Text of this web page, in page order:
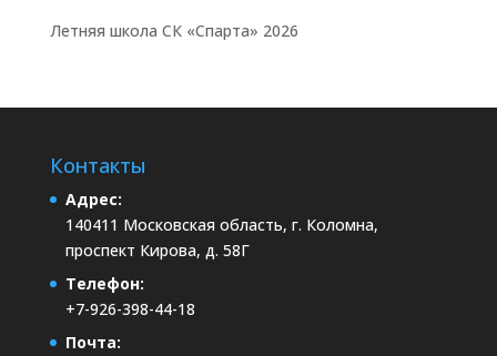
Летняя школа СК «Спарта» 2026
Контакты
Адрес:
140411 Московская область, г. Коломна,
проспект Кирова, д. 58Г
Телефон:
+7-926-398-44-18
Почта: